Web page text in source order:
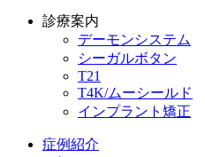
診療案内
デーモンシステム
シーガルボタン
T21
T4K/ムーシールド
インプラント矯正
症例紹介